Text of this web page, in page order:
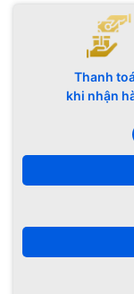
Thanh
khi nhận